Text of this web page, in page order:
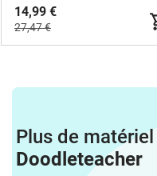
14,99 €
27,47 €
Plus de
Doodleteacher